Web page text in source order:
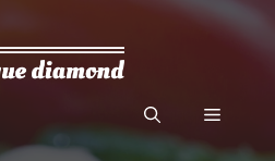
Menu